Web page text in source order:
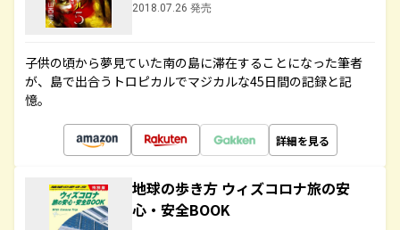
2018.07.26 発売
子供の頃から夢見ていた南の島に滞在することになった筆者
が、島で出合うトロピカルでマジカルな45日間の記録と記
憶。
詳細を見る
地球の歩き方 ウィズコロナ旅の安
心・安全BOOK